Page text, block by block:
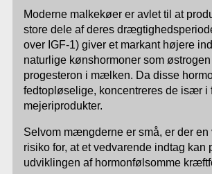
Moderne malkekøer er avlet til at
store dele af deres
over IGF-1) giver et markant højere
naturlige kønshormoner som
progesteron i mælken. Da disse
fedtopløselige, koncentreres de især i
mejeriprodukter.
Selvom mængderne er små, er der
risiko for, at et vedvarende indtag kan
udviklingen af hormonfølsomme